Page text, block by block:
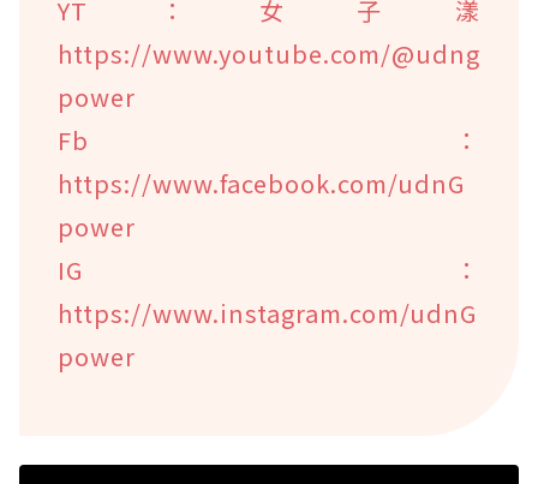
YT：女子漾
https://www.youtube.com/@udng
power
Fb：
https://www.facebook.com/udnG
power
IG：
https://www.instagram.com/udnG
power